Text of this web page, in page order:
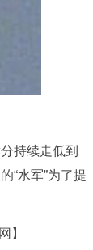
持续走低到
“水军”为了提